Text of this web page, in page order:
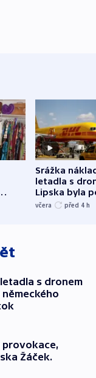
o
Srážka
letadla s
Lipska byla
německého
včera před 4 h
s dronem
provokace,
Žáček.